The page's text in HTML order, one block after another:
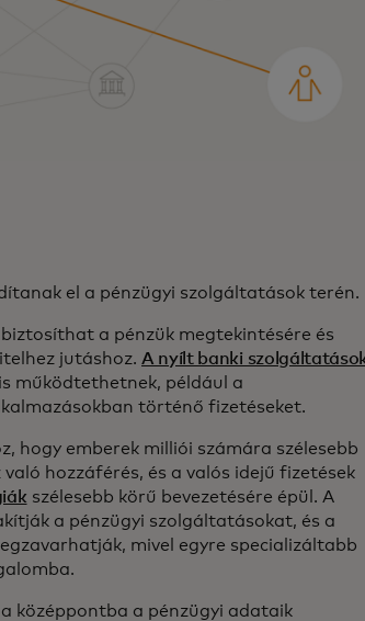
el a pénzügyi szolgáltatások terén.
a pénzük megtekintésére és
jutáshoz. A nyílt banki
működtethetnek, például a
történő fizetéseket.
hogy emberek milliói számára szélesebb
hozzáférés, és a valós idejű fizetések
szélesebb körű bevezetésére épül. A
a pénzügyi szolgáltatásokat, és a
mivel egyre specializáltabb
középpontba a pénzügyi adataik